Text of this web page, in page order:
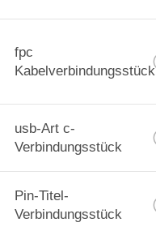
fpc
Kabelverbindungsstück
usb-Art c-
Verbindungsstück
Pin-Titel-
Verbindungsstück